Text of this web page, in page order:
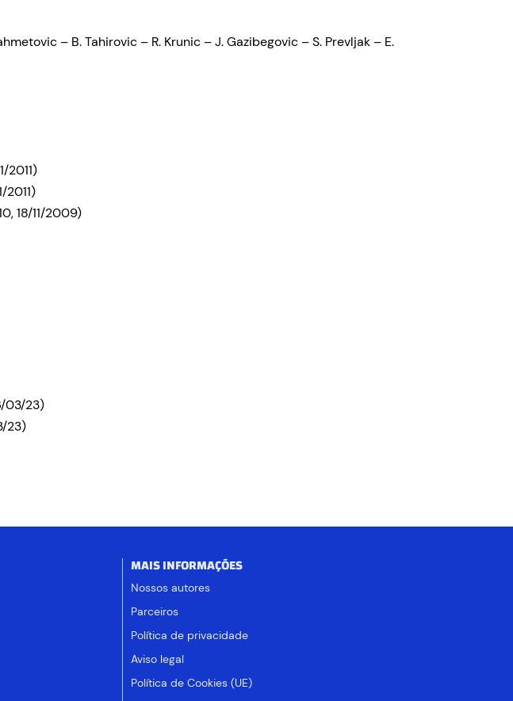
– B. Tahirovic – R. Krunic – J. Gazibegovic – S. Prevljak – E.
2011)
2011)
18/11/2009)
03/23)
23)
MAIS INFORMAÇÕES
Nossos autores
Parceiros
Política de privacidade
Aviso legal
Política de Cookies (UE)